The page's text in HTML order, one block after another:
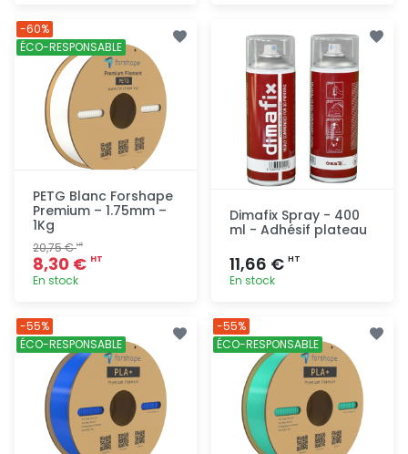
rapide
rapide
PETG Blanc Forshape
Premium – 1.75mm –
1Kg
20,75 €HT
8,30 € HT
En stock
rapide
-60%
ÉCO-RESPONSABLE
Dimafix Spray - 400
ml - Adhésif plateau
11,66 € HT
En stock
rapide
-55%
ÉCO-RESPONSABLE
-55%
ÉCO-RESPONSABLE